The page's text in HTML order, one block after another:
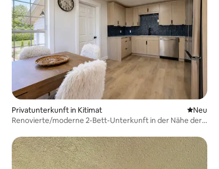
Privatunterkunft in Kitimat Neue
Neu
Renovierte/moderne 2-Bett-Unterkunft in der Nähe der